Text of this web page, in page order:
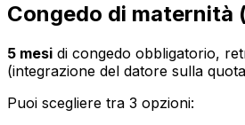
Congedo di maternità
5 mesi di congedo obbligatorio,
(integrazione del datore sulla
Puoi scegliere tra 3 opzioni: